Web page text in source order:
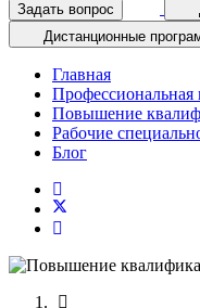
Задать вопрос
Дистанционные
Главная
Профессиональная
Повышение
Рабочие
Блог